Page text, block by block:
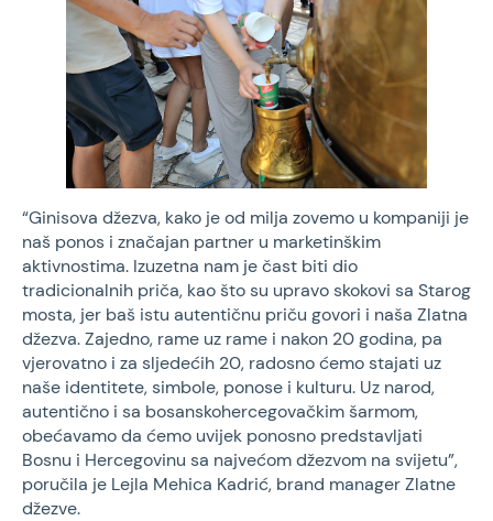
“Ginisova džezva, kako je od milja zovemo u kompaniji je
naš ponos i značajan partner u marketinškim
aktivnostima. Izuzetna nam je čast biti dio
tradicionalnih priča, kao što su upravo skokovi sa Starog
mosta, jer baš istu autentičnu priču govori i naša Zlatna
džezva. Zajedno, rame uz rame i nakon 20 godina, pa
vjerovatno i za sljedećih 20, radosno ćemo stajati uz
naše identitete, simbole, ponose i kulturu. Uz narod,
autentično i sa bosanskohercegovačkim šarmom,
obećavamo da ćemo uvijek ponosno predstavljati
Bosnu i Hercegovinu sa najvećom džezvom na svijetu”,
poručila je Lejla Mehica Kadrić, brand manager Zlatne
džezve.